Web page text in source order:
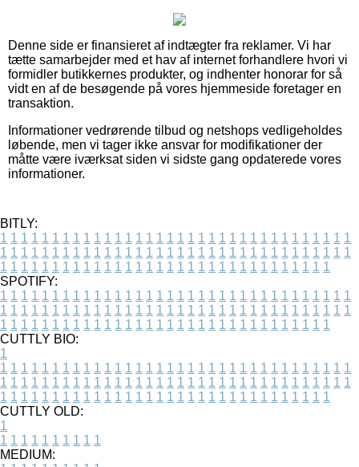
Denne side er finansieret af indtægter fra reklamer. Vi har
tætte samarbejder med et hav af internet forhandlere hvori vi
formidler butikkernes produkter, og indhenter honorar for så
vidt en af de besøgende på vores hjemmeside foretager en
transaktion.
Informationer vedrørende tilbud og netshops vedligeholdes
løbende, men vi tager ikke ansvar for modifikationer der
måtte være iværksat siden vi sidste gang opdaterede vores
informationer.
BITLY:
1 1 1 1 1 1 1 1 1 1 1 1 1 1 1 1 1 1 1 1 1 1 1 1 1 1 1 1 1 1 1 1 1 1
1 1 1 1 1 1 1 1 1 1 1 1 1 1 1 1 1 1 1 1 1 1 1 1 1 1 1 1 1 1 1 1 1 1
1 1 1 1 1 1 1 1 1 1 1 1 1 1 1 1 1 1 1 1 1 1 1 1 1 1 1 1 1 1 1 1
SPOTIFY:
1 1 1 1 1 1 1 1 1 1 1 1 1 1 1 1 1 1 1 1 1 1 1 1 1 1 1 1 1 1 1 1 1 1
1 1 1 1 1 1 1 1 1 1 1 1 1 1 1 1 1 1 1 1 1 1 1 1 1 1 1 1 1 1 1 1 1 1
1 1 1 1 1 1 1 1 1 1 1 1 1 1 1 1 1 1 1 1 1 1 1 1 1 1 1 1 1 1 1 1
CUTTLY BIO:
1
1 1 1 1 1 1 1 1 1 1 1 1 1 1 1 1 1 1 1 1 1 1 1 1 1 1 1 1 1 1 1 1 1 1
1 1 1 1 1 1 1 1 1 1 1 1 1 1 1 1 1 1 1 1 1 1 1 1 1 1 1 1 1 1 1 1 1 1
1 1 1 1 1 1 1 1 1 1 1 1 1 1 1 1 1 1 1 1 1 1 1 1 1 1 1 1 1 1 1 1
CUTTLY OLD:
1
1 1 1 1 1 1 1 1 1 1
MEDIUM: